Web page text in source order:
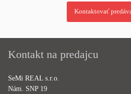
Kontakt na predajcu
SeMi REAL s.r.o.
Nám. SNP 19